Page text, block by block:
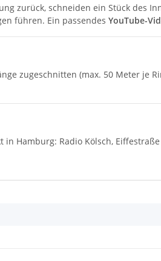
zurück, schneiden ein Stück des
führen. Ein passendes YouTube-
zugeschnitten (max. 50 Meter je
Hamburg: Radio Kölsch,